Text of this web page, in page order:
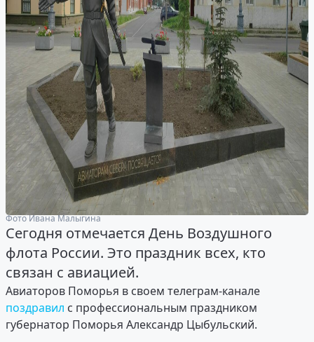
Фото Ивана Малыгина
Сегодня отмечается День Воздушного
флота России. Это праздник всех, кто
связан с авиацией.
Авиаторов Поморья в своем телеграм-канале
поздравил с профессиональным праздником
губернатор Поморья Александр Цыбульский.